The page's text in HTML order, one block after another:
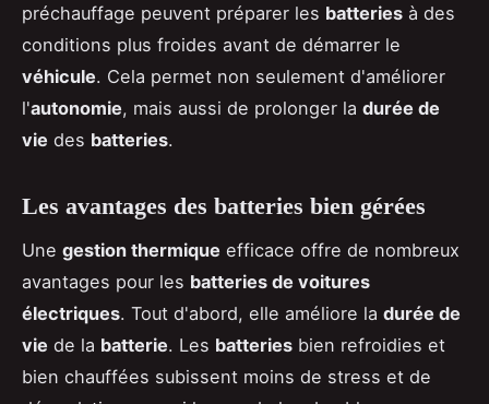
préchauffage peuvent préparer les batteries à des
conditions plus froides avant de démarrer le
véhicule. Cela permet non seulement d'améliorer
l'autonomie, mais aussi de prolonger la durée de
vie des batteries.
Les avantages des batteries bien gérées
Une gestion thermique efficace offre de nombreux
avantages pour les batteries de voitures
électriques. Tout d'abord, elle améliore la durée de
vie de la batterie. Les batteries bien refroidies et
bien chauffées subissent moins de stress et de